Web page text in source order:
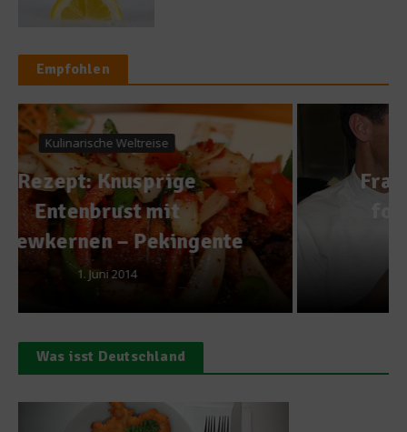
Empfohlen
Rezepte
Franz Fuiko bei worlds of
food – Drei Gänge vom
Sternekoch
Was isst Deutschland